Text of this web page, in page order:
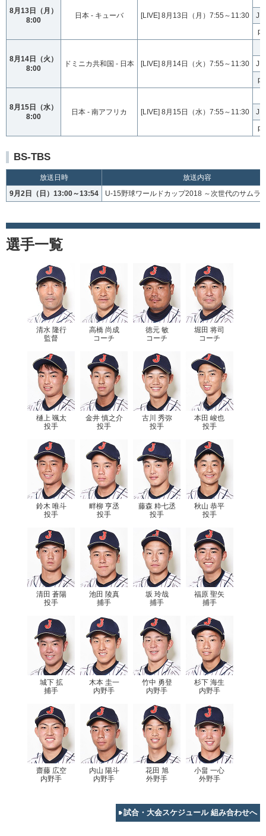
8月13日（月）
8:00
日本 - キューバ [LIVE] 8月13日（月）7:55～11:30
J
8月14日（火）
8:00
ドミニカ共和国 - 日本 [LIVE] 8月14日（火）7:55～11:30
J
8月15日（水）
8:00
日本 - 南アフリカ [LIVE] 8月15日（水）7:55～11:30
J
BS-TBS
放送日時
放送内容
9月2日（日）13:00～13:54
U-15野球ワールドカップ2018 ～次世代のサムラ
選手一覧
清水 隆行
監督
高橋 尚成
コーチ
徳元 敏
コーチ
堀田 将司
コーチ
樋上 颯太
投手
金井 慎之介
投手
古川 秀弥
投手
本田 峻也
投手
鈴木 唯斗
投手
畔柳 亨丞
投手
藤森 粋七丞
投手
秋山 恭平
投手
清田 蒼陽
投手
池田 陵真
捕手
坂 玲哉
捕手
福原 聖矢
捕手
城下 拡
捕手
木本 圭一
内野手
竹中 勇登
内野手
杉下 海生
内野手
齋藤 広空
内野手
内山 陽斗
内野手
花田 旭
外野手
小畠 一心
外野手
試合・大会スケジュール 組み合わせへ